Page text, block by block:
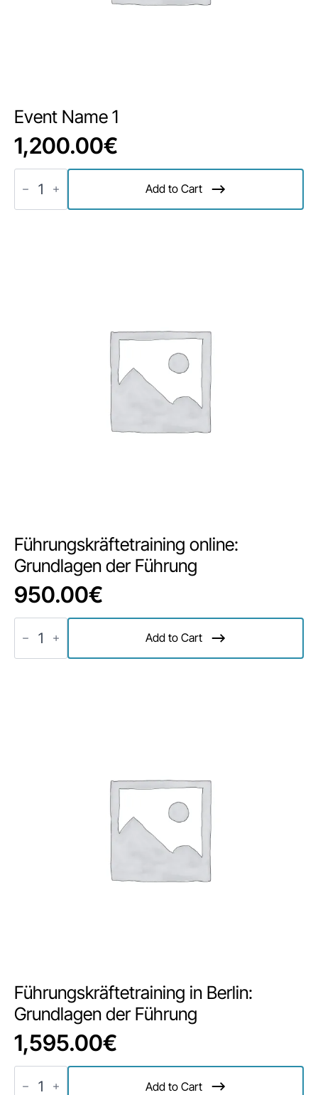
Event Name 1
1,200.00€
Event
Name
Add to Cart
Führungskräftetraining online:
Grundlagen der Führung
950.00€
Führungskräftetraining
online:
Grundlagen
Add to Cart
Führungskräftetraining in Berlin:
Grundlagen der Führung
1,595.00€
Führungskräftetraining
in
Add to Cart